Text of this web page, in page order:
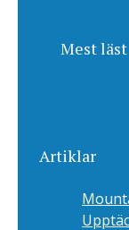
Mest läst
Artiklar